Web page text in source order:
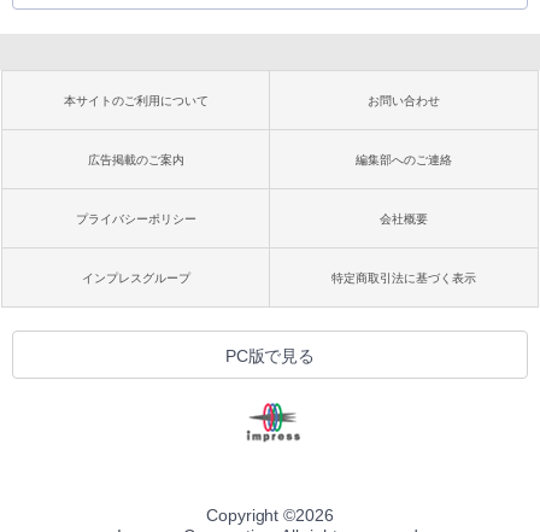
本サイトのご利用について お問い合わせ
広告掲載のご案内 編集部へのご連絡
プライバシーポリシー 会社概要
インプレスグループ 特定商取引法に基づく表示
PC版で見る
Copyright ©2026